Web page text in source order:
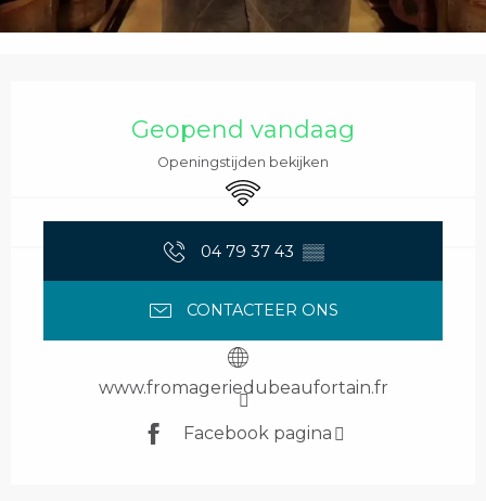
Geopend vandaag
Openingstijden bekijken
Wifi
04 79 37 43 ▒▒
CONTACTEER ONS
www.fromageriedubeaufortain.fr
Facebook pagina